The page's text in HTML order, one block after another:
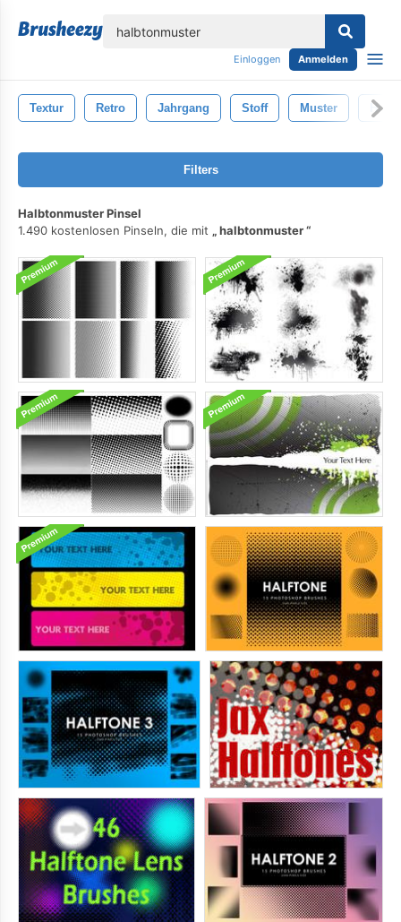
Einloggen Anmelden
Textur Retro Jahrgang Stoff Muster
Filters
Halbtonmuster Pinsel
1.490 kostenlosen Pinseln, die mit
halbtonmuster